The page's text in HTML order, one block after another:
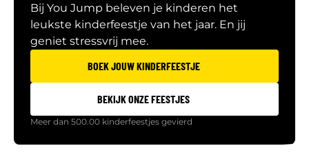
Bij You Jump beleven je kinderen het
leukste kinderfeestje van het jaar. En jij
geniet stressvrij mee.
BOEK JOUW KINDERFEESTJE
BEKIJK ONZE FEESTJES
Meer dan 500.00 kinderfeestjes gevierd